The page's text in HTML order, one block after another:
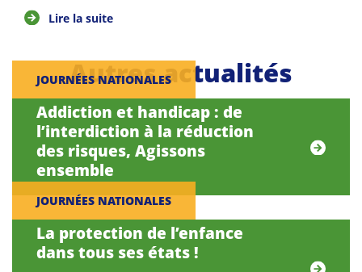
Lire la suite
Autres actualités
JOURNÉES NATIONALES
Addiction et handicap : de
l’interdiction à la réduction
des risques, Agissons
ensemble
JOURNÉES NATIONALES
La protection de l’enfance
dans tous ses états !